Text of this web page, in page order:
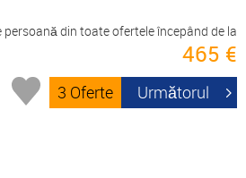
persoană din toate ofertele începând de la
465 €
3 Oferte Următorul